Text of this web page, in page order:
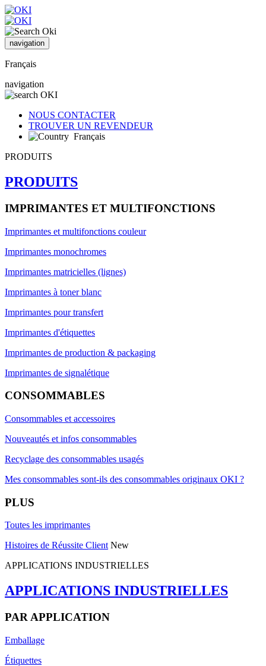
navigation
Français
navigation
NOUS CONTACTER
TROUVER UN REVENDEUR
Français
PRODUITS
PRODUITS
IMPRIMANTES ET MULTIFONCTIONS
Imprimantes et multifonctions couleur
Imprimantes monochromes
Imprimantes matricielles (lignes)
Imprimantes à toner blanc
Imprimantes pour transfert
Imprimantes d'étiquettes
Imprimantes de production & packaging
Imprimantes de signalétique
CONSOMMABLES
Consommables et accessoires
Nouveautés et infos consommables
Recyclage des consommables usagés
Mes consommables sont-ils des consommables originaux OKI ?
PLUS
Toutes les imprimantes
Histoires de Réussite Client New
APPLICATIONS INDUSTRIELLES
APPLICATIONS INDUSTRIELLES
PAR APPLICATION
Emballage
Étiquettes